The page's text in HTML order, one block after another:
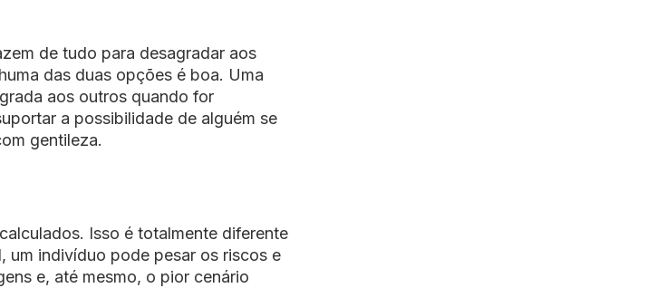
de tudo para desagradar aos
das duas opções é boa. Uma
aos outros quando for
a possibilidade de alguém se
gentileza.
Isso é totalmente diferente
um indivíduo pode pesar os riscos e
e, até mesmo, o pior cenário